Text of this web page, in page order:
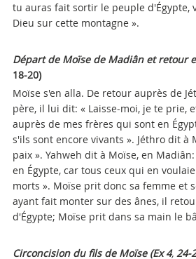
tu auras fait sortir le peuple d'Égypte,
Dieu sur cette montagne ».
Départ de Moïse de Madiân et retour
18-20)
Moïse s'en alla. De retour auprès de
père, il lui dit: « Laisse-moi, je te prie,
auprès de mes frères qui sont en
s'ils sont encore vivants ». Jéthro dit à
paix ». Yahweh dit à Moïse, en
en Égypte, car tous ceux qui en
morts ». Moïse prit donc sa femme et
ayant fait monter sur des ânes, il
d'Égypte; Moïse prit dans sa main le
Circoncision du fils de Moïse (Ex 4, 24-